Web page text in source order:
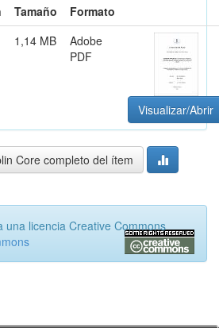
Tamaño
Formato
1,14 MB
Adobe
PDF
Visualizar/Abrir
Core completo del ítem
una licencia Creative Commons